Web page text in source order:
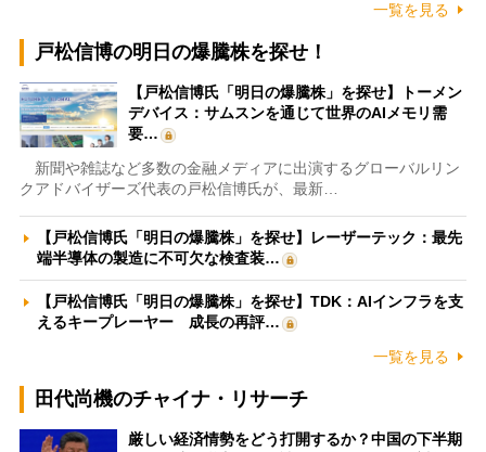
一覧を見る
戸松信博の明日の爆騰株を探せ！
【戸松信博氏「明日の爆騰株」を探せ】トーメン
デバイス：サムスンを通じて世界のAIメモリ需
要…
新聞や雑誌など多数の金融メディアに出演するグローバルリン
クアドバイザーズ代表の戸松信博氏が、最新…
【戸松信博氏「明日の爆騰株」を探せ】レーザーテック：最先
端半導体の製造に不可欠な検査装…
【戸松信博氏「明日の爆騰株」を探せ】TDK：AIインフラを支
えるキープレーヤー 成長の再評…
一覧を見る
田代尚機のチャイナ・リサーチ
厳しい経済情勢をどう打開するか？中国の下半期